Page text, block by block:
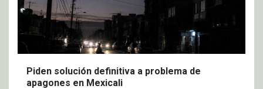
Piden solución definitiva a problema de
apagones en Mexicali